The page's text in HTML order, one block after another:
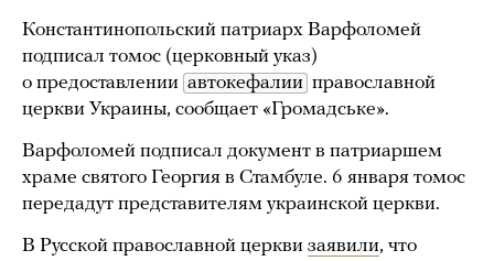
Константинопольский патриарх Варфоломей
подписал томос (церковный указ)
о предоставлении автокефалии православной
церкви Украины, сообщает «Громадське».
Варфоломей подписал документ в патриаршем
храме святого Георгия в Стамбуле. 6 января томос
передадут представителям украинской церкви.
В Русской православной церкви заявили, что